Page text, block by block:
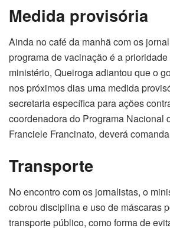
Medida provisória
Ainda no café da manhã com os
programa de vacinação é a
ministério, Queiroga adiantou que o
nos próximos dias uma medida
secretaria específica para ações
coordenadora do Programa Nacional
Franciele Francinato, deverá
Transporte
No encontro com os jornalistas, o
cobrou disciplina e uso de máscaras
transporte público, como forma de